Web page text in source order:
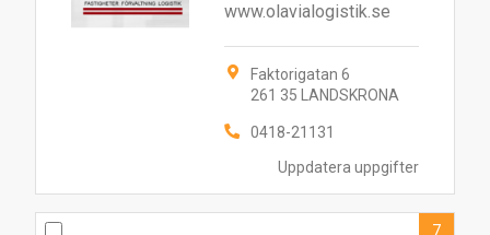
Uppdatera uppgifter
www.olavialogistik.se
Faktorigatan 6
261 35 LANDSKRONA
0418-21131
7